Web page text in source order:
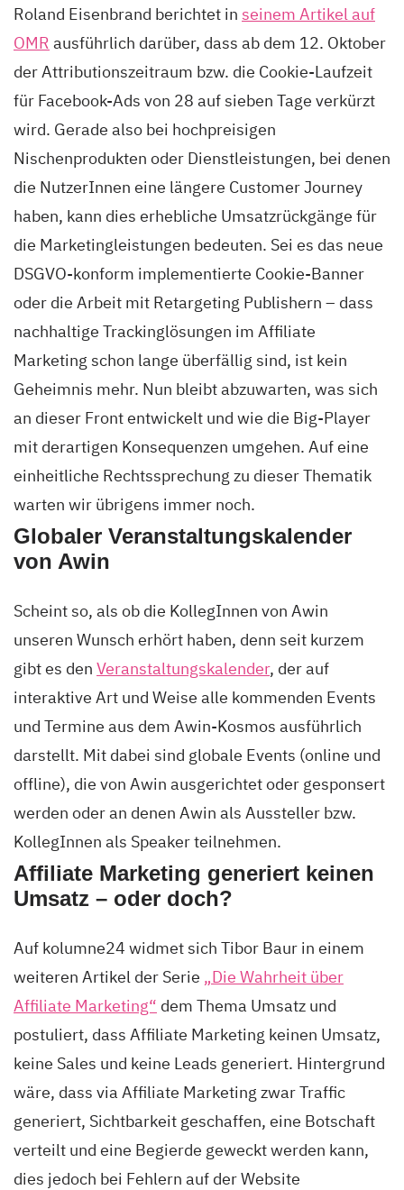
Roland Eisenbrand berichtet in seinem Artikel auf
OMR ausführlich darüber, dass ab dem 12. Oktober
der Attributionszeitraum bzw. die Cookie-Laufzeit
für Facebook-Ads von 28 auf sieben Tage verkürzt
wird. Gerade also bei hochpreisigen
Nischenprodukten oder Dienstleistungen, bei denen
die NutzerInnen eine längere Customer Journey
haben, kann dies erhebliche Umsatzrückgänge für
die Marketingleistungen bedeuten. Sei es das neue
DSGVO-konform implementierte Cookie-Banner
oder die Arbeit mit Retargeting Publishern – dass
nachhaltige Trackinglösungen im Affiliate
Marketing schon lange überfällig sind, ist kein
Geheimnis mehr. Nun bleibt abzuwarten, was sich
an dieser Front entwickelt und wie die Big-Player
mit derartigen Konsequenzen umgehen. Auf eine
einheitliche Rechtssprechung zu dieser Thematik
warten wir übrigens immer noch.
Globaler Veranstaltungskalender
von Awin
Scheint so, als ob die KollegInnen von Awin
unseren Wunsch erhört haben, denn seit kurzem
gibt es den Veranstaltungskalender, der auf
interaktive Art und Weise alle kommenden Events
und Termine aus dem Awin-Kosmos ausführlich
darstellt. Mit dabei sind globale Events (online und
offline), die von Awin ausgerichtet oder gesponsert
werden oder an denen Awin als Aussteller bzw.
KollegInnen als Speaker teilnehmen.
Affiliate Marketing generiert keinen
Umsatz – oder doch?
Auf kolumne24 widmet sich Tibor Baur in einem
weiteren Artikel der Serie „Die Wahrheit über
Affiliate Marketing“ dem Thema Umsatz und
postuliert, dass Affiliate Marketing keinen Umsatz,
keine Sales und keine Leads generiert. Hintergrund
wäre, dass via Affiliate Marketing zwar Traffic
generiert, Sichtbarkeit geschaffen, eine Botschaft
verteilt und eine Begierde geweckt werden kann,
dies jedoch bei Fehlern auf der Website